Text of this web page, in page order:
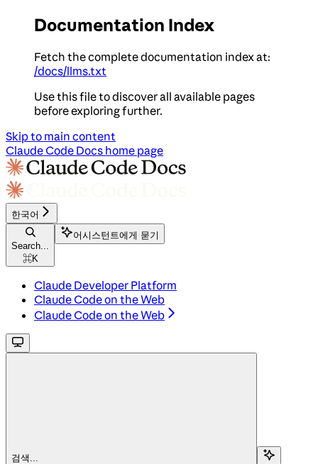
Documentation Index
Fetch the complete documentation index at:
/docs/llms.txt
Use this file to discover all available pages
before exploring further.
Skip to main content
Claude Code Docs home page
한국어
Search...
⌘K
어시스턴트에게 묻기
Claude Developer Platform
Claude Code on the Web
Claude Code on the Web
검색...